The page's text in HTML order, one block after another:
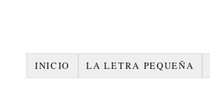
INICIO LA LETRA PEQUEÑA